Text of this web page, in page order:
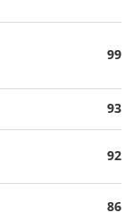
99
93
92
86